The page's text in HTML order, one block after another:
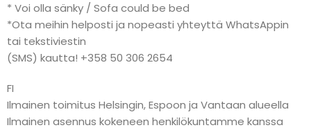
* Voi olla sänky / Sofa could be bed
*Ota meihin helposti ja nopeasti yhteyttä WhatsAppin
tai tekstiviestin
(SMS) kautta! +358 50 306 2654
FI
Ilmainen toimitus Helsingin, Espoon ja Vantaan alueella
Ilmainen asennus kokeneen henkilökuntamme kanssa